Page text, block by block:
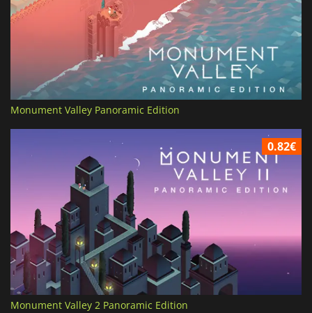
Monument Valley Panoramic Edition
0.82€
Monument Valley 2 Panoramic Edition